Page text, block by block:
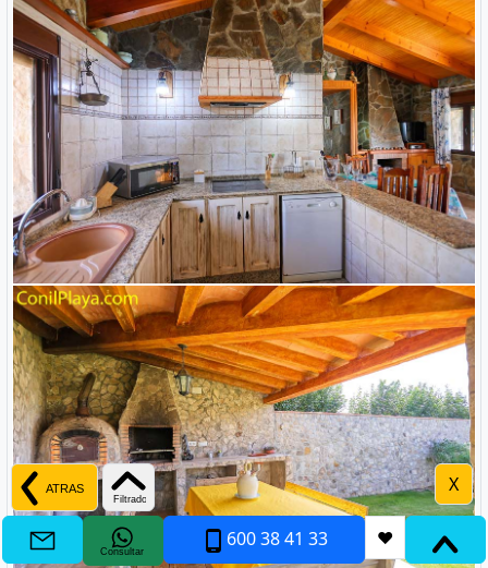
X
Consultar
600 38 41 33 ❤